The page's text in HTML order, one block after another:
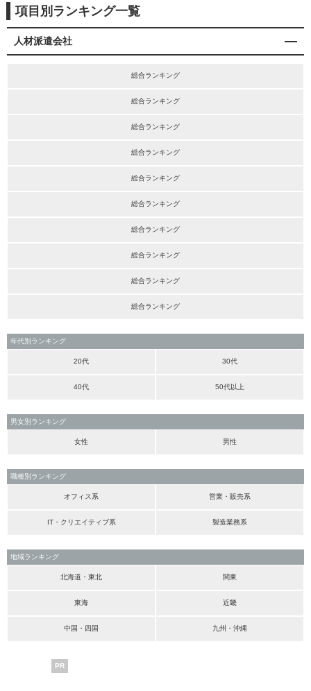
項目別ランキング一覧
人材派遣会社
総合ランキング
総合ランキング
総合ランキング
総合ランキング
総合ランキング
総合ランキング
総合ランキング
総合ランキング
総合ランキング
総合ランキング
年代別ランキング
20代 30代
40代 50代以上
男女別ランキング
女性 男性
職種別ランキング
オフィス系 営業・販売系
IT・クリエイティブ系 製造業務系
地域ランキング
北海道・東北 関東
東海 近畿
中国・四国 九州・沖縄
PR